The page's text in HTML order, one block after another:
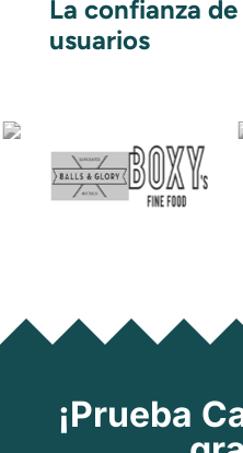
La confianza
usuarios
¡Prueba